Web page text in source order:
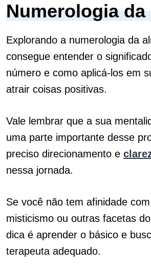
Numerologia da
Explorando a numerologia da
consegue entender o
número e como aplicá-los em
atrair coisas positivas.
Vale lembrar que a sua
uma parte importante desse
preciso direcionamento e
nessa jornada.
Se você não tem afinidade
misticismo ou outras facetas
dica é aprender o básico e
terapeuta adequado.